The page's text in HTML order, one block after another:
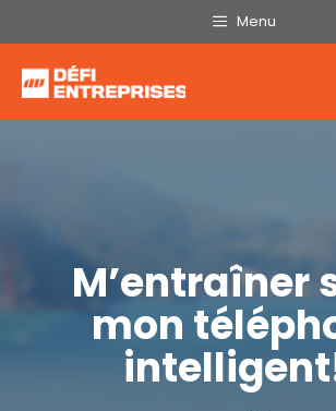
au
contenu
Menu
M’entraîner
mon